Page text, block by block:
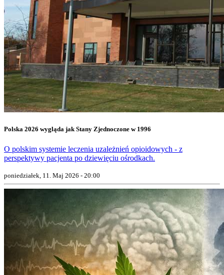
Polska 2026 wygląda jak Stany Zjednoczone w 1996
O polskim systemie leczenia uzależnień opioidowych - z
perspektywy pacjenta po dziewięciu ośrodkach.
poniedziałek, 11. Maj 2026 - 20:00